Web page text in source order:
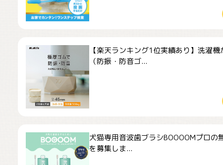
【楽天ランキング1位実績あり】洗濯
（防振・防音ゴ...
犬猫専用音波歯ブラシBOOOOMプロの
を募集しま...